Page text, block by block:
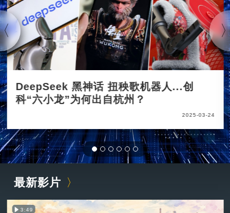
DeepSeek 黑神话 扭秧歌机器人...创
科“六小龙”为何出自杭州？
2025-03-24
最新影片
3:49